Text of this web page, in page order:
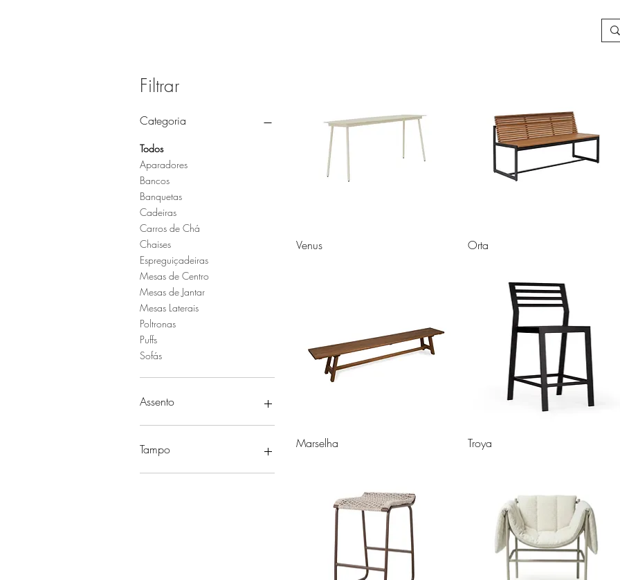
Filtrar
Categoria
Todos
Aparadores
Bancos
Banquetas
Cadeiras
Carros de Chá
Chaises
Espreguiçadeiras
Mesas de Centro
Mesas de Jantar
Mesas Laterais
Poltronas
Puffs
Sofás
Assento
Corda Náutica
Tecido
Tampo
Alumínio
Venus Orta
Marselha Troya